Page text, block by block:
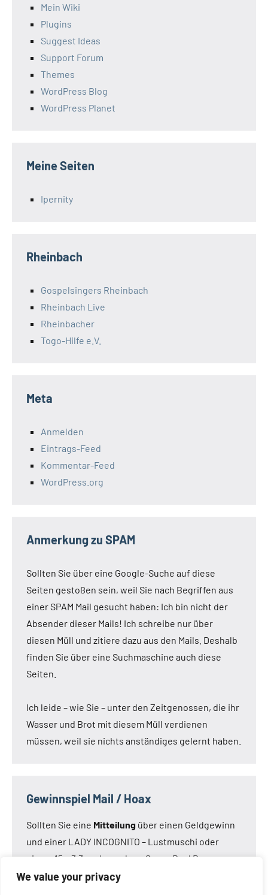
We value your privacy
Mein Wiki
Plugins
Suggest Ideas
Support Forum
Themes
WordPress Blog
WordPress Planet
Meine Seiten
Ipernity
Rheinbach
Gospelsingers Rheinbach
Rheinbach Live
Rheinbacher
Togo-Hilfe e.V.
Meta
Anmelden
Eintrags-Feed
Kommentar-Feed
WordPress.org
Anmerkung zu SPAM
Sollten Sie über eine Google-Suche auf diese
Seiten gestoßen sein, weil Sie nach Begriffen aus
einer SPAM Mail gesucht haben: Ich bin nicht der
Absender dieser Mails! Ich schreibe nur über
diesen Müll und zitiere dazu aus den Mails. Deshalb
finden Sie über eine Suchmaschine auch diese
Seiten.
Ich leide – wie Sie – unter den Zeitgenossen, die ihr
Wasser und Brot mit diesem Müll verdienen
müssen, weil sie nichts anständiges gelernt haben.
Gewinnspiel Mail / Hoax
Sollten Sie eine Mitteilung über einen Geldgewinn
und einer LADY INCOGNITO – Lustmuschi oder
einem 15 x 3,3 cm Loveclone Super Real Dong –
oder was immer den Kameraden noch einfällt –